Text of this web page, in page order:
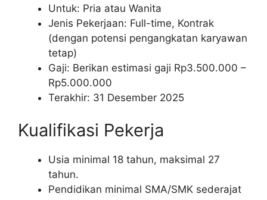
Untuk: Pria atau Wanita
Jenis Pekerjaan: Full-time, Kontrak
(dengan potensi pengangkatan karyawan
tetap)
Gaji: Berikan estimasi gaji Rp3.500.000 –
Rp5.000.000
Terakhir: 31 Desember 2025
Kualifikasi Pekerja
Usia minimal 18 tahun, maksimal 27
tahun.
Pendidikan minimal SMA/SMK sederajat